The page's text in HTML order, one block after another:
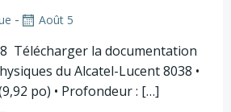
- Août 5
Télécharger la documentation
du Alcatel-Lucent 8038 •
po) • Profondeur : […]